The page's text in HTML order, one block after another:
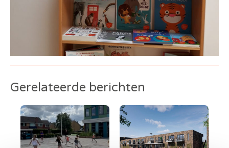
Gerelateerde berichten